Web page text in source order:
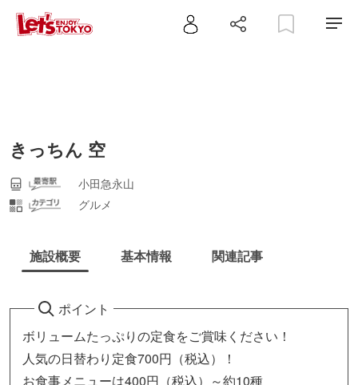
きっちん 空
小田急永山
グルメ
施設概要 基本情報 関連記事
ポイント
ボリュームたっぷりの定食をご賞味ください！
人気の日替わり定食700円（税込）！
お食事メニューは400円（税込）～約10種